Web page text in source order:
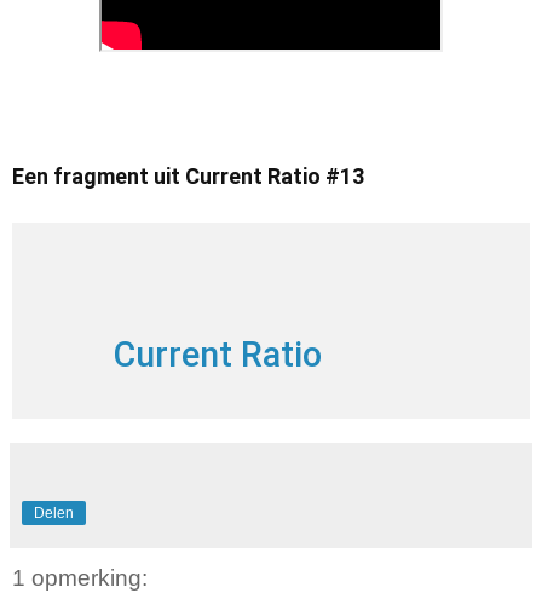
Een fragment uit Current Ratio #13
Current Ratio
Delen
1 opmerking: